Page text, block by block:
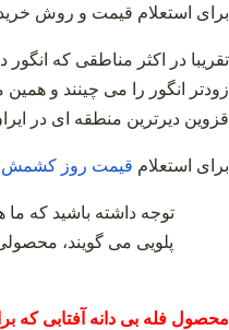
برای استعلام قیمت و روش
تقریبا در اکثر مناطقی که
زودتر انگور را می‌ چینند و
قزوین دیرترین منطقه‌ ای در
برای استعلام قیمت روز کشمش
توجه داشته باشید که
پلویی می‌ گویند،
محصول فله بی دانه آفتابی که